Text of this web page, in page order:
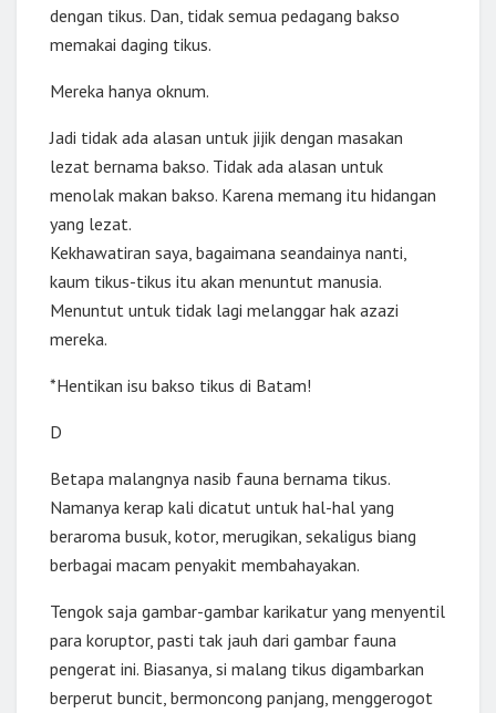
dengan tikus. Dan, tidak semua pedagang bakso
memakai daging tikus.
Mereka hanya oknum.
Jadi tidak ada alasan untuk jijik dengan masakan
lezat bernama bakso. Tidak ada alasan untuk
menolak makan bakso. Karena memang itu hidangan
yang lezat.
Kekhawatiran saya, bagaimana seandainya nanti,
kaum tikus-tikus itu akan menuntut manusia.
Menuntut untuk tidak lagi melanggar hak azazi
mereka.
*Hentikan isu bakso tikus di Batam!
D
Betapa malangnya nasib fauna bernama tikus.
Namanya kerap kali dicatut untuk hal-hal yang
beraroma busuk, kotor, merugikan, sekaligus biang
berbagai macam penyakit membahayakan.
Tengok saja gambar-gambar karikatur yang menyentil
para koruptor, pasti tak jauh dari gambar fauna
pengerat ini. Biasanya, si malang tikus digambarkan
berperut buncit, bermoncong panjang, menggerogot